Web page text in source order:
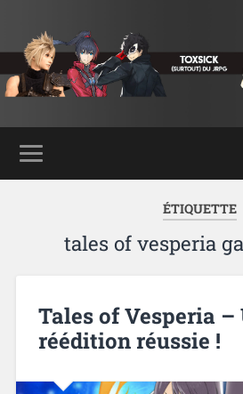
ÉTIQUETTE
tales of vesperia
Tales of Vesperia –
réédition réussie !